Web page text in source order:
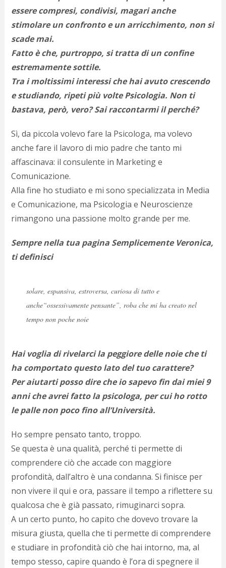
essere compresi, condivisi, magari anche
stimolare un confronto e un arricchimento, non si
scade mai.
Fatto è che, purtroppo, si tratta di un confine
estremamente sottile.
Tra i moltissimi interessi che hai avuto crescendo
e studiando, ripeti più volte Psicologia. Non ti
bastava, però, vero? Sai raccontarmi il perché?
Sì, da piccola volevo fare la Psicologa, ma volevo
anche fare il lavoro di mio padre che tanto mi
affascinava: il consulente in Marketing e
Comunicazione.
Alla fine ho studiato e mi sono specializzata in Media
e Comunicazione, ma Psicologia e Neuroscienze
rimangono una passione molto grande per me.
Sempre nella tua pagina Semplicemente Veronica,
ti definisci
solare, espansiva, estroversa, curiosa di tutto e
anche“ossessivamente pensante”, roba che mi ha creato nel
tempo non poche noie
Hai voglia di rivelarci la peggiore delle noie che ti
ha comportato questo lato del tuo carattere?
Per aiutarti posso dire che io sapevo fin dai miei 9
anni che avrei fatto la psicologa, per cui ho rotto
le palle non poco fino all’Università.
Ho sempre pensato tanto, troppo.
Se questa è una qualità, perché ti permette di
comprendere ciò che accade con maggiore
profondità, dall’altro è una condanna. Si finisce per
non vivere il qui e ora, passare il tempo a riflettere su
qualcosa che è già passato, rimuginarci sopra.
A un certo punto, ho capito che dovevo trovare la
misura giusta, quella che ti permette di comprendere
e studiare in profondità ciò che hai intorno, ma, al
tempo stesso, capire quando è l’ora di spegnere il